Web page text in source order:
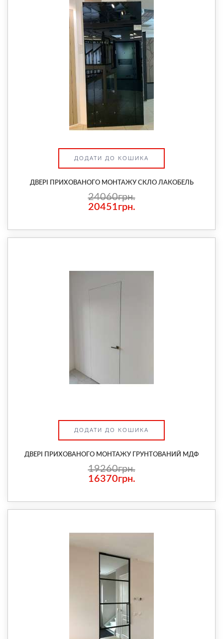
ДОДАТИ ДО КОШИКА
ДВЕРІ ПРИХОВАНОГО МОНТАЖУ СКЛО ЛАКОБЕЛЬ
24060грн.
20451грн.
ДОДАТИ ДО КОШИКА
ДВЕРІ ПРИХОВАНОГО МОНТАЖУ ГРУНТОВАНИЙ МДФ
19260грн.
16370грн.